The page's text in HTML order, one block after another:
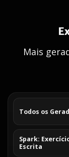
Mais
Todos os
Spark:
Escrita